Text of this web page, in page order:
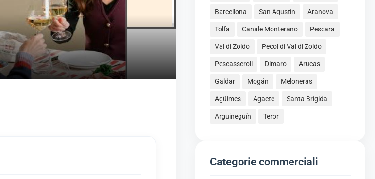
Barcellona San Agustín Aranova
Tolfa Canale Monterano Pescara
Val di Zoldo Pecol di Val di Zoldo
Pescasseroli Dimaro Arucas
Gáldar Mogán Meloneras
Agüimes Agaete Santa Brígida
Arguineguín Teror
Categorie commerciali